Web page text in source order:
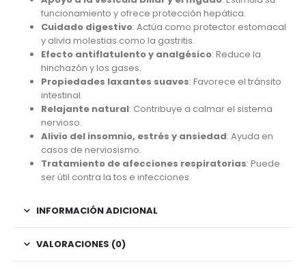
funcionamiento y ofrece protección hepática.
Cuidado digestivo: Actúa como protector estomacal
y alivia molestias como la gastritis.
Efecto antiflatulento y analgésico: Reduce la
hinchazón y los gases.
Propiedades laxantes suaves: Favorece el tránsito
intestinal.
Relajante natural: Contribuye a calmar el sistema
nervioso.
Alivio del insomnio, estrés y ansiedad: Ayuda en
casos de nerviosismo.
Tratamiento de afecciones respiratorias: Puede
ser útil contra la tos e infecciones.
INFORMACIÓN ADICIONAL
VALORACIONES (0)